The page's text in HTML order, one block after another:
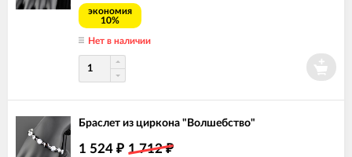
экономия
10%
Нет в наличии
Браслет из циркона "Волшебство"
1 524 ₽ 1 712₽